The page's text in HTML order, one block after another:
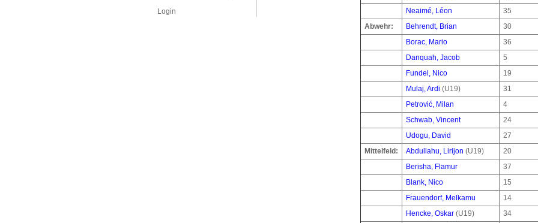
Login
Neaimé, Léon
35
Abwehr:
Behrendt, Brian
30
Borac, Mario
36
Danquah, Jacob
5
Fundel, Nico
19
Mulaj, Ardi (U19)
31
Petrović, Milan
4
Schwab, Vincent
24
Udogu, David
27
Mittelfeld:
Abdullahu, Lirijon (U19)
20
Berisha, Flamur
37
Blank, Nico
15
Frauendorf, Melkamu
14
Hencke, Oskar(U19)
34